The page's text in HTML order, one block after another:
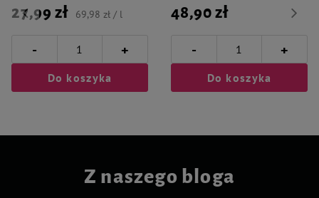
27,99 zł 69,98 zł / l
- +
Do koszyka
48,90 zł
- +
Do koszyka
Z naszego bloga